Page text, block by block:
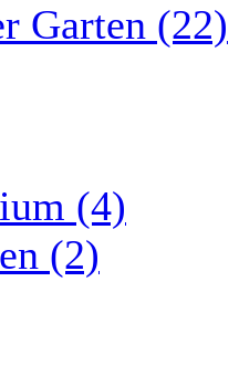
Garten (22)
(4)
(2)